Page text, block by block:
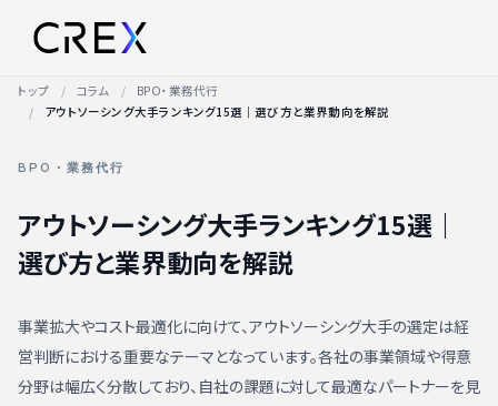
トップ コラム
BPO・業務代行
アウトソーシング大手ランキング15選｜選び方と業界動向を解説
BPO・業務代行
アウトソーシング大手ランキング15選｜
選び方と業界動向を解説
事業拡大やコスト最適化に向けて、アウトソーシング大手の選定は経
営判断における重要なテーマとなっています。各社の事業領域や得意
分野は幅広く分散しており、自社の課題に対して最適なパートナーを見